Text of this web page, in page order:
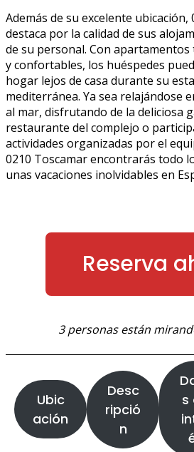
Además de su excelente ubicación,
destaca por la calidad de sus
de su personal. Con
y confortables, los huéspedes
hogar lejos de casa durante su
mediterránea. Ya sea relajándose
al mar, disfrutando de la deliciosa
restaurante del complejo o
actividades organizadas por el
0210 Toscamar encontrarás todo
unas vacaciones inolvidables en
Reserva
3 personas están
Ubic
ación
Desc
ripció
n
s